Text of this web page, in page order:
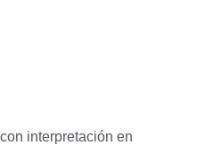
interpretación en